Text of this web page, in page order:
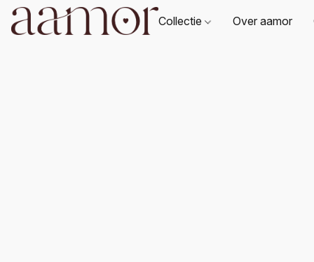
Collectie Over aamor